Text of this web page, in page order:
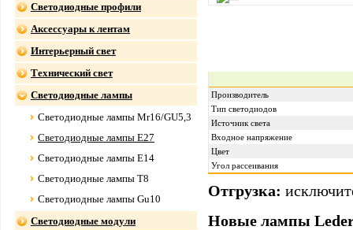
Светодиодные профили
Аксессуары к лентам
Интерьерный свет
Технический свет
Светодиодные лампы
Светодиодные лампы Mr16/GU5,3
Светодиодные лампы E27
Светодиодные лампы E14
Светодиодные лампы Т8
Светодиодные лампы Gu10
Светодиодные модули
Производитель
Тип светодиодов
Источник света
Входное напряжение
Цвет
Угол рассеивания
Отгрузка:
Новые лампы